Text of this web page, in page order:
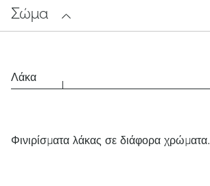
Σώμα
Λάκα
Φινιρίσματα λάκας σε διάφορα χρώματα.